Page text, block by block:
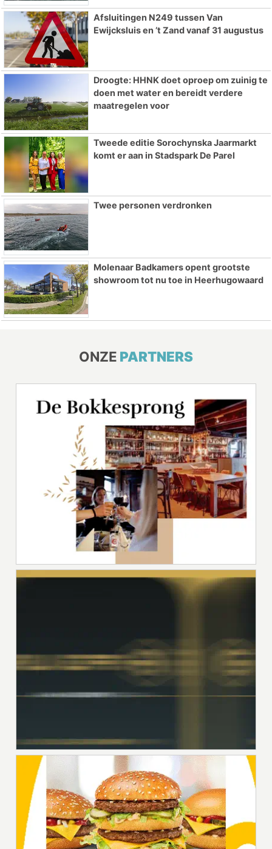
Afsluitingen N249 tussen Van
Ewijcksluis en ’t Zand vanaf 31 augustus
Droogte: HHNK doet oproep om zuinig te
doen met water en bereidt verdere
maatregelen voor
Tweede editie Sorochynska Jaarmarkt
komt er aan in Stadspark De Parel
Twee personen verdronken
Molenaar Badkamers opent grootste
showroom tot nu toe in Heerhugowaard
ONZE PARTNERS